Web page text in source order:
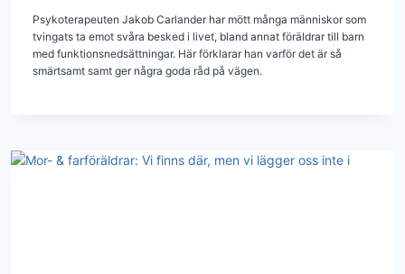
Psykoterapeuten Jakob Carlander har mött många människor som
tvingats ta emot svåra besked i livet, bland annat föräldrar till barn
med funktionsnedsättningar. Här förklarar han varför det är så
smärtsamt samt ger några goda råd på vägen.